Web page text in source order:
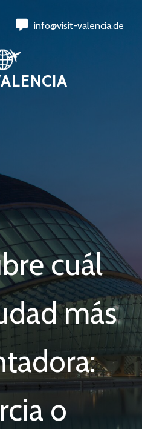
info@visit-valencia.de
cuál
más
o